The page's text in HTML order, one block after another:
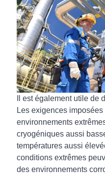
Il est également utile de
Les exigences
environnements
cryogéniques aussi
températures aussi
conditions extrêmes
des environnements